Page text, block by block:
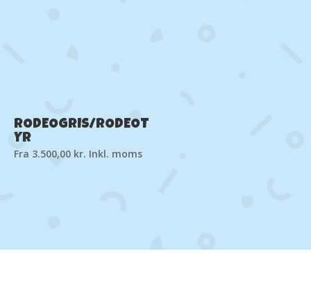
RODEOGRIS/RODEOT
YR
Fra 3.500,00 kr. Inkl. moms